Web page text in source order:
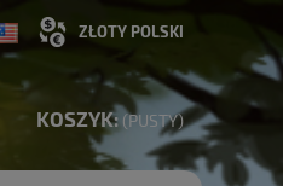
KOSZYK: (PUSTY)